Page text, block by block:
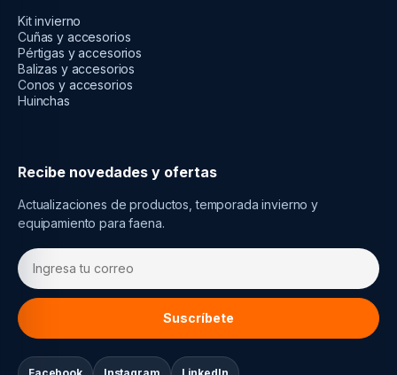
Kit invierno
Cuñas y accesorios
Pértigas y accesorios
Balizas y accesorios
Conos y accesorios
Huinchas
Recibe novedades y ofertas
Actualizaciones de productos, temporada invierno y
equipamiento para faena.
Suscríbete